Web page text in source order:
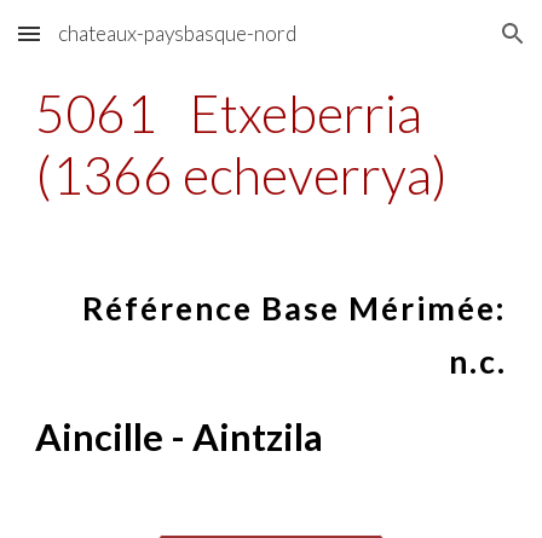
Skip to main content Skip to navigation
chateaux-paysbasque-nord
5061
Etxeberria
(1366 echeverrya)
Référence Base Mérimée:
n.c.
Aincille - Aintzila